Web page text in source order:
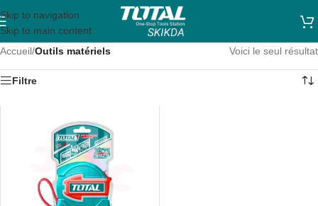
Skip to navigation
Skip to main content
Accueil/Outils matériels Voici le seul résultat
Filtre